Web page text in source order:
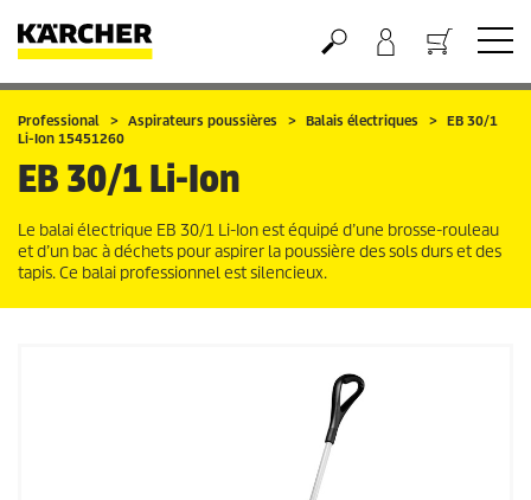
Panier
Professional Aspirateurs poussières Balais électriques
EB 30/1
Li-Ion 15451260
EB 30/1Li-Ion
Le balai électrique EB 30/1 Li-Ionest équipé d’une brosse-rouleau
et d’un bac à déchets pour aspirer la poussière des sols durs et des
tapis. Ce balai professionnel est silencieux.